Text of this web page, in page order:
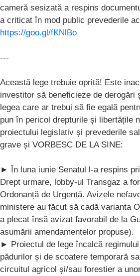
cameră sesizată a respins
a criticat în mod public prevederile
https://goo.gl/fKNlBo
---
Această lege trebuie oprită! Este
investitor să beneficieze de derogări
legea care ar trebui să fie egală
pun în pericol drepturile și libertățile
proiectului legislativ și prevederile
grave și VORBESC DE LA SINE:
► În luna iunie Senatul l-a respins
Drept urmare, lobby-ul Transgaz a
Ordonanță de Urgență. Avizele
ministere au făcut să cadă varianta
a plecat însă avizat favorabil de la
asumării amendamentelor propuse).
► Proiectul de lege încalcă
pădurilor și de scoatere temporară
circuitul agricol și/sau forestier a